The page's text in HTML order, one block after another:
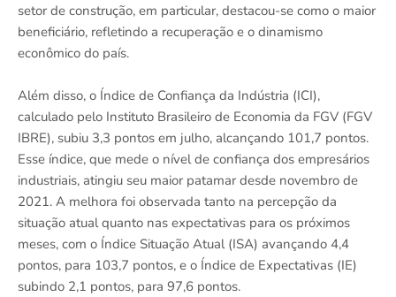
setor de construção, em particular, destacou-se como o maior
beneficiário, refletindo a recuperação e o dinamismo
econômico do país.
Além disso, o Índice de Confiança da Indústria (ICI),
calculado pelo Instituto Brasileiro de Economia da FGV (FGV
IBRE), subiu 3,3 pontos em julho, alcançando 101,7 pontos.
Esse índice, que mede o nível de confiança dos empresários
industriais, atingiu seu maior patamar desde novembro de
2021. A melhora foi observada tanto na percepção da
situação atual quanto nas expectativas para os próximos
meses, com o Índice Situação Atual (ISA) avançando 4,4
pontos, para 103,7 pontos, e o Índice de Expectativas (IE)
subindo 2,1 pontos, para 97,6 pontos.